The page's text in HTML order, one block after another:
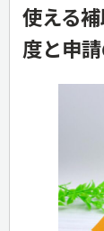
使える
度と申